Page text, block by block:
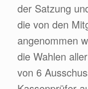
der Satzung
die von den
angenommen
die Wahlen
von 6